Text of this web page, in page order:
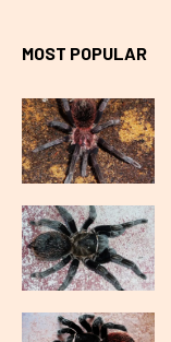
MOST POPULAR